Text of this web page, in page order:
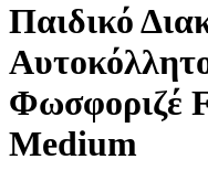
Παιδικό
Φωσφοριζέ
Medium